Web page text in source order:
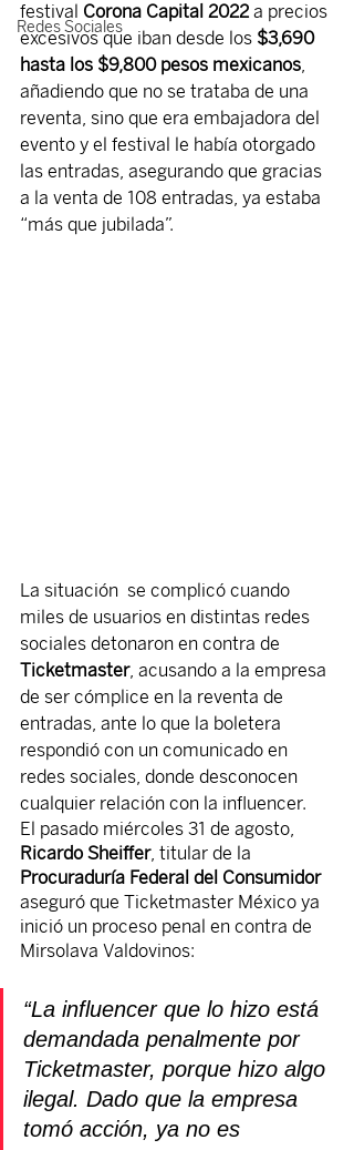
Redes Sociales
festival Corona Capital 2022 a precios
excesivos que iban desde los $3,690
hasta los $9,800 pesos mexicanos,
añadiendo que no se trataba de una
reventa, sino que era embajadora del
evento y el festival le había otorgado
las entradas, asegurando que gracias
a la venta de 108 entradas, ya estaba
“más que jubilada”.
La situación  se complicó cuando
miles de usuarios en distintas redes
sociales detonaron en contra de
Ticketmaster, acusando a la empresa
de ser cómplice en la reventa de
entradas, ante lo que la boletera
respondió con un comunicado en
redes sociales, donde desconocen
cualquier relación con la influencer.
El pasado miércoles 31 de agosto,
Ricardo Sheiffer, titular de la
Procuraduría Federal del Consumidor
aseguró que Ticketmaster México ya
inició un proceso penal en contra de
Mirsolava Valdovinos:
“La influencer que lo hizo está
demandada penalmente por
Ticketmaster, porque hizo algo
ilegal. Dado que la empresa
tomó acción, ya no es